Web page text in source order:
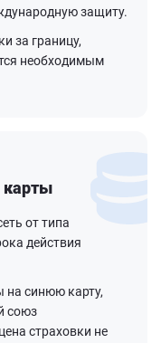
защиту.
за границу,
необходимым
карты
от типа
действия
синюю карту,
союз
страховки не